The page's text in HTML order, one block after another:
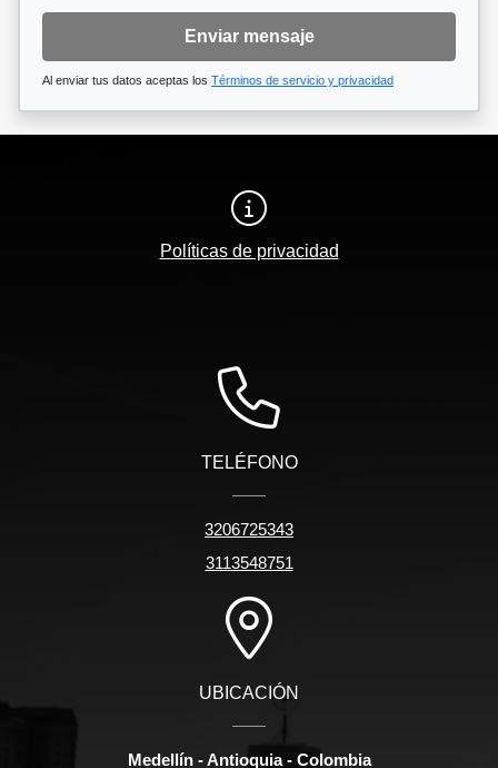
Enviar mensaje
Al enviar tus datos aceptas los Términos de servicio y privacidad
Políticas de privacidad
TELÉFONO
3206725343
3113548751
UBICACIÓN
Medellín - Antioquia - Colombia